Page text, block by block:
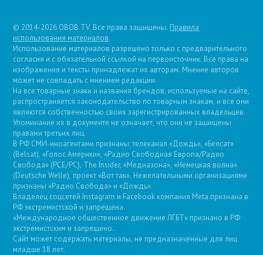
© 2014-2026 OBOB.TV. Все права защищены. Правила
использования материалов.
Использование материалов разрешено только с предварительного
согласия и с обязательной ссылкой на первоисточник. Все права на
изображения и тексты принадлежат их авторам. Мнение авторов
может не совпадать с мнением редакции.
На все товарные знаки и названия брендов, используемые на сайте,
распространяется законодательство по товарным знакам, и все они
являются собственностью своих зарегистрированных владельцев.
Упоминание их в документе не означает, что они не защищены
правами третьих лиц.
В РФ СМИ-иноагентами признаны: телеканал «Дождь», «Белсат»
(Belsat), «Голос Америки», «Радио Свободная Европа/Радио
Свобода» (PCE/PC), The Insider, «Медиазона», «Немецкая волна»
(Deutsche Welle), проект «Вот так». Нежелательными организациями
признаны «Радио Свобода» и «Дождь».
Владелец соцсетей Instagram и Facebook компания Metа признана в
РФ экстремистской и запрещена.
«Международное общественное движение ЛГБТ» признано в РФ
экстремистским и запрещено.
Сайт может содержать материалы, не предназначенные для лиц
младше 18 лет.